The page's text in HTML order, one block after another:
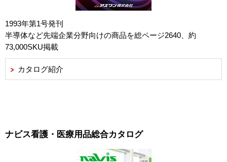
1993年第1号発刊
半導体など先端企業分野向けの商品を総ページ2640、約
73,000SKU掲載
カタログ紹介
ナビス看護・医療用品総合カタログ